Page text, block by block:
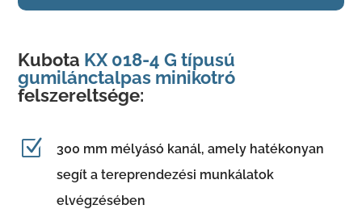
Kubota KX 018-4 G típusú
gumilánctalpas minikotró
felszereltsége:
Z
300 mm mélyásó kanál, amely hatékonyan
segít a tereprendezési munkálatok
elvégzésében